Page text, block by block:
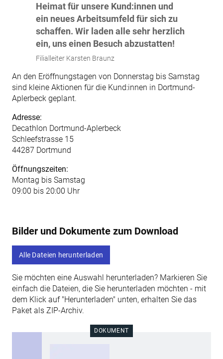
Heimat für unsere Kund:innen und
ein neues Arbeitsumfeld für sich zu
schaffen. Wir laden alle sehr herzlich
ein, uns einen Besuch abzustatten!
Filialleiter Karsten Braunz
An den Eröffnungstagen von Donnerstag bis Samstag
sind kleine Aktionen für die Kund:innen in Dortmund-
Aplerbeck geplant.
Adresse:
Decathlon Dortmund-Aplerbeck
Schleefstrasse 15
44287 Dortmund
Öffnungszeiten:
Montag bis Samstag
09:00 bis 20:00 Uhr
Bilder und Dokumente zum Download
Alle Dateien herunterladen
Sie möchten eine Auswahl herunterladen? Markieren Sie
einfach die Dateien, die Sie herunterladen möchten - mit
dem Klick auf "Herunterladen" unten, erhalten Sie das
Paket als ZIP-Archiv.
DOKUMENT